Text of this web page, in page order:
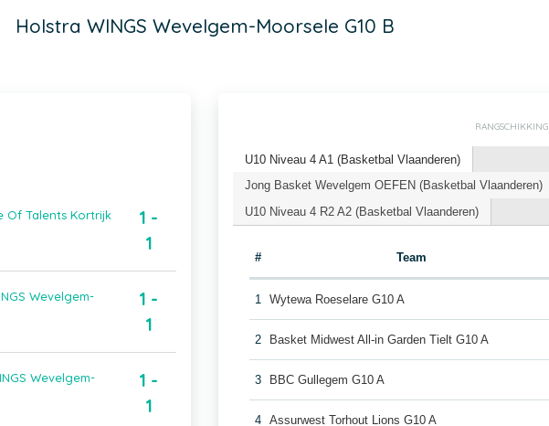
Holstra WINGS Wevelgem-Moorsele G10 B
Of Talents Kortrijk
1 -
1
Wevelgem-
1 -
1
Wevelgem-
1 -
1
RANGSCHIKKING
U10 Niveau 4 A1 (Basketbal Vlaanderen)
Jong Basket Wevelgem OEFEN (Basketbal Vlaanderen)
U10 Niveau 4 R2 A2 (Basketbal Vlaanderen)
# Team
1 Wytewa Roeselare G10 A
2 Basket Midwest All-in Garden Tielt G10 A
3 BBC Gullegem G10 A
4 Assurwest Torhout Lions G10 A